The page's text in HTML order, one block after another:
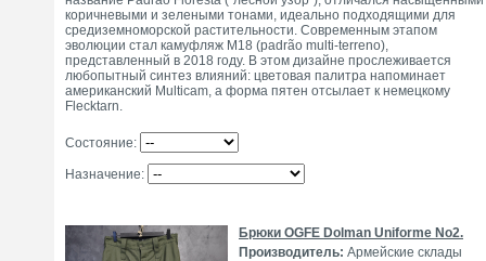
коричневыми и зелеными тонами, идеально подходящими для
средиземноморской растительности. Современным этапом
эволюции стал камуфляж M18 (padrão multi-terreno),
представленный в 2018 году. В этом дизайне прослеживается
любопытный синтез влияний: цветовая палитра напоминает
американский Multicam, а форма пятен отсылает к немецкому
Flecktarn.
Состояние:
Назначение:
Брюки OGFE Dolman Uniforme No2.
Производитель: Армейские склады